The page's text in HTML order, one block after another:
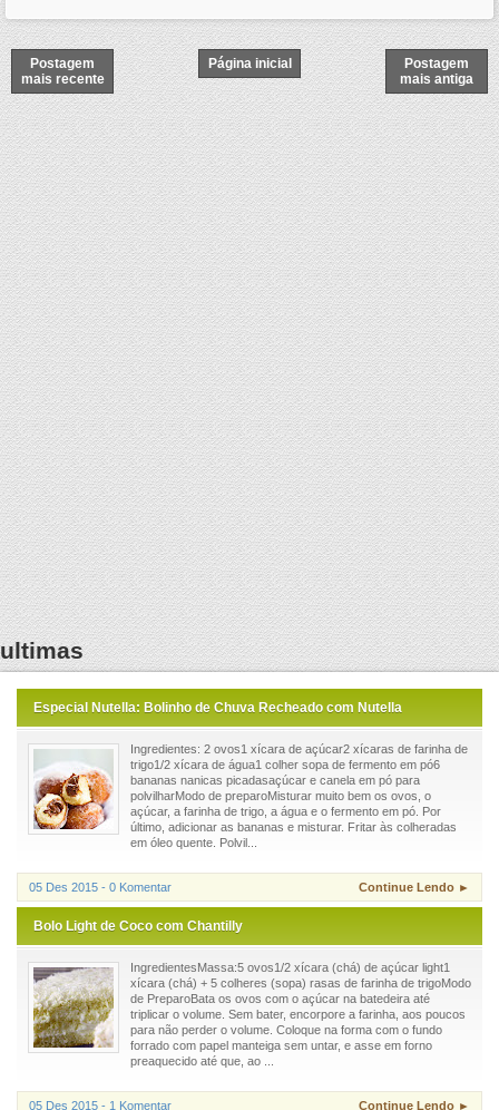
Postagem
mais recente
Postagem
mais antiga
Página inicial
ultimas
Especial Nutella: Bolinho de Chuva Recheado com Nutella
Ingredientes: 2 ovos1 xícara de açúcar2 xícaras de farinha de
trigo1/2 xícara de água1 colher sopa de fermento em pó6
bananas nanicas picadasaçúcar e canela em pó para
polvilharModo de preparoMisturar muito bem os ovos, o
açúcar, a farinha de trigo, a água e o fermento em pó. Por
último, adicionar as bananas e misturar. Fritar às colheradas
em óleo quente. Polvil...
05 Des 2015 - 0 Komentar Continue Lendo ►
Bolo Light de Coco com Chantilly
IngredientesMassa:5 ovos1/2 xícara (chá) de açúcar light1
xícara (chá) + 5 colheres (sopa) rasas de farinha de trigoModo
de PreparoBata os ovos com o açúcar na batedeira até
triplicar o volume. Sem bater, encorpore a farinha, aos poucos
para não perder o volume. Coloque na forma com o fundo
forrado com papel manteiga sem untar, e asse em forno
preaquecido até que, ao ...
05 Des 2015 - 1 Komentar Continue Lendo ►